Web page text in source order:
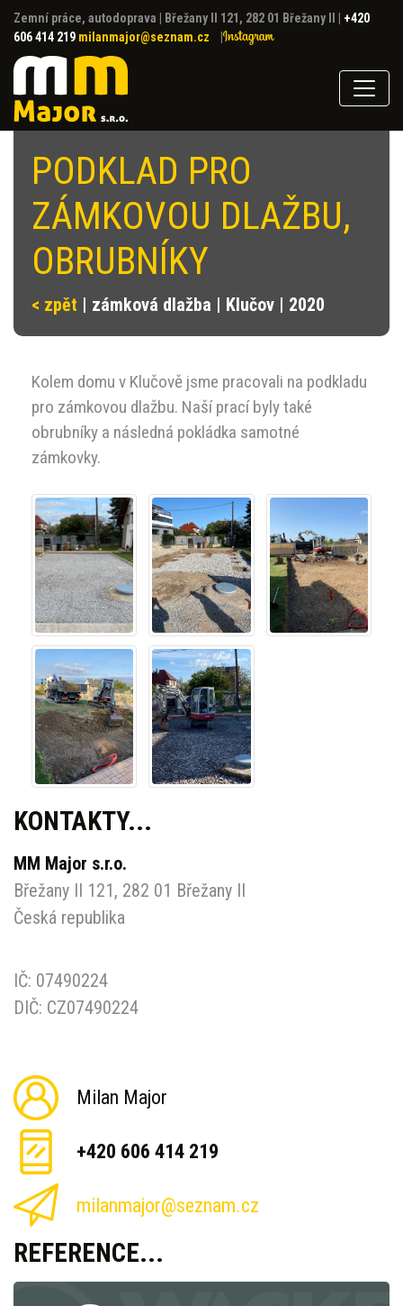
Zemní práce, autodoprava Břežany II 121, 282 01 Břežany II
+420
606 414 219 milanmajor@seznam.cz
PODKLAD PRO
ZÁMKOVOU DLAŽBU,
OBRUBNÍKY
< zpět | zámková dlažba | Klučov | 2020
Kolem domu v Klučově jsme pracovali na podkladu
pro zámkovou dlažbu. Naší prací byly také
obrubníky a následná pokládka samotné
zámkovky.
KONTAKTY...
MM Major s.r.o.
Břežany II 121, 282 01 Břežany II
Česká republika
IČ: 07490224
DIČ: CZ07490224
Milan Major
+420 606 414 219
milanmajor@seznam.cz
REFERENCE...